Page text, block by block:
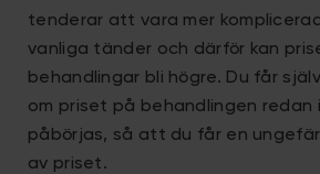
tenderar att vara mer
vanliga tänder och därför kan
behandlingar bli högre. Du får
om priset på behandlingen redan
påbörjas, så att du får en
av priset.